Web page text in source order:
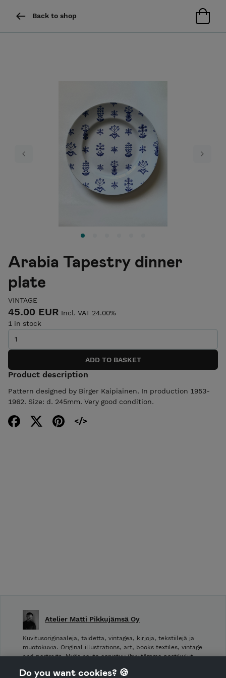
Back to shop
Previous Next
Arabia Tapestry dinner
plate
VINTAGE
45.00 EUR Incl. VAT 24.00%
1 in stock
Product description
Pattern designed by Birger Kaipiainen. In production 1953-
1962. Size: d. 245mm. Very good condition.
Atelier Matti Pikkujämsä Oy
Kuvitusoriginaaleja, taidetta, vintagea, kirjoja, tekstiilejä ja
muotokuvia. Original illustrations, art, books textiles, vintage
and portraits. Myös nouto onnistuu (hyvitämme postikulut
Do you want cookies? 🍪